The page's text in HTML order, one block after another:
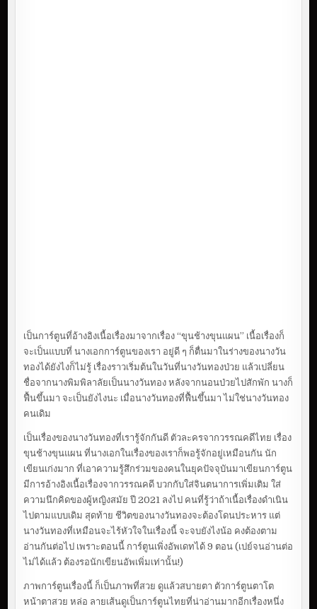
เป็นการ์ตูนที่อ้างอิงเนื้อเรื่องมาจากเรื่อง “ขุนช้างขุนแผน” เนื้อเรื่องก็
จะเป็นแบบที่ นางเอกการ์ตูนของเรา อยู่ดี ๆ ก็ตื่นมาในร่างของนางวัน
ทองได้ยังไงก็ไม่รู้ เรื่องราวเริ่มต้นในวันที่นางวันทองป่วย แล้วเปลี่ยน
ชื่อจากนางพิมพิลาลัยเป็นนางวันทอง หลังจากนอนป่วยไปสักพัก นางก็
ฟื้นขึ้นมา จะเป็นยังไงนะ เมื่อนางวันทองที่ฟื้นขึ้นมา ไม่ใช่นางวันทอง
คนเดิม
เป็นเรื่องของนางวันทองที่เรารู้จักกันดี ตัวละครจากวรรณคดีไทย เรื่อง
ขุนช้างขุนแผน ที่นางเอกในเรื่องของเราก็พอรู้จักอยู่เหมือนกัน นัก
เขียนเก่งมาก ที่เอาความรู้สึกร่วมของคนในยุคปัจจุบันมาเขียนการ์ตูน
มีการอ้างอิงเนื้อเรื่องจากวรรณคดี บวกกับใส่จินตนาการเพิ่มเติม ใส่
ความนึกคิดของผู้หญิงสมัย ปี 2021 ลงไป คนที่รู้ว่าถ้าเนื้อเรื่องดำเนิน
ไปตามแบบเดิม สุดท้าย ชีวิตของนางวันทองจะต้องโดนประหาร แต่
นางวันทองที่เหมือนจะไร้หัวใจในเรื่องนี้ จะจบยังไงน้อ คงต้องตาม
อ่านกันต่อไป เพราะตอนนี้ การ์ตูนเพิ่งอัพเดทได้ 9 ตอน (เปย์จนอ่านต่อ
ไม่ได้แล้ว ต้องรอนักเขียนอัพเพิ่มเท่านั้น!)
ภาพการ์ตูนเรื่องนี้ ก็เป็นภาพที่สวย ดูแล้วสบายตา ตัวการ์ตูนตาโต
หน้าตาสวย หล่อ ลายเส้นดูเป็นการ์ตูนไทยที่น่าอ่านมากอีกเรื่องหนึ่ง